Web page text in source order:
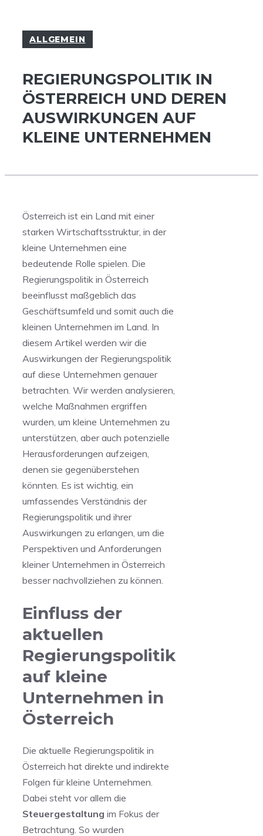
ALLGEMEIN
REGIERUNGSPOLITIK IN
ÖSTERREICH UND DEREN
AUSWIRKUNGEN AUF
KLEINE UNTERNEHMEN
Österreich ist ein Land mit ‌einer
starken⁢ Wirtschaftsstruktur, in der
kleine Unternehmen ‍eine
bedeutende Rolle spielen. ⁢Die ​
Regierungspolitik in ‌Österreich
⁣beeinflusst maßgeblich das
Geschäftsumfeld und somit auch‌ die
kleinen Unternehmen im Land. In⁢
diesem Artikel werden wir die
Auswirkungen⁣ der Regierungspolitik
auf diese⁤ Unternehmen genauer
betrachten. Wir werden analysieren,
welche‍ Maßnahmen ergriffen
wurden, um kleine Unternehmen zu
⁤unterstützen, aber auch ‍potenzielle
Herausforderungen aufzeigen,
denen sie gegenüberstehen
könnten.​ Es ‍ist ‌wichtig, ein
umfassendes Verständnis der
Regierungspolitik und ihrer
Auswirkungen zu erlangen,⁣ um die
Perspektiven und Anforderungen
kleiner⁤ Unternehmen in Österreich
besser nachvollziehen zu können.
Einfluss⁤ der
aktuellen
Regierungspolitik
auf kleine‍
Unternehmen in
Österreich
Die aktuelle Regierungspolitik in
Österreich hat direkte ⁢und indirekte
Folgen ‌für kleine Unternehmen.
Dabei steht vor allem die
Steuergestaltung im​ Fokus der
Betrachtung. ‌So wurden